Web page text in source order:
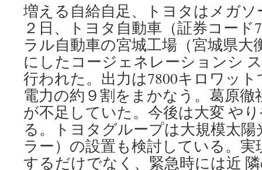
生
で
停
止
via
時
事
ド
ッ
ト
コ
ム
増える自給自足、トヨタはメガソ
２日、トヨタ自動車（証券コード
ラル自動車の宮城工場（宮城県大
にしたコージェネレーションシ
行われた。出力は7800キロワッ
電力の約９割をまかなう。葛原徹
が不足していた。今後は大変 や
る。トヨタグループは大規模太
ラー）の設置も検討している。
するだけでなく、緊急時には近